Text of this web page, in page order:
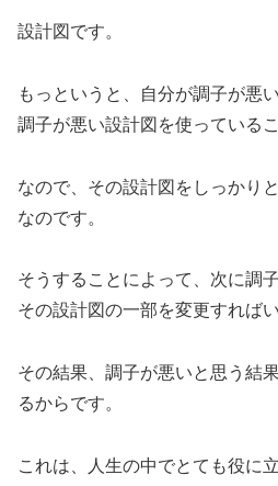
設計図です。
もっというと、自分が調子が悪
調子が悪い設計図を使っている
なので、その設計図をしっかり
なのです。
そうすることによって、次に調
その設計図の一部を変更すれば
その結果、調子が悪いと思う結
るからです。
これは、人生の中でとても役に